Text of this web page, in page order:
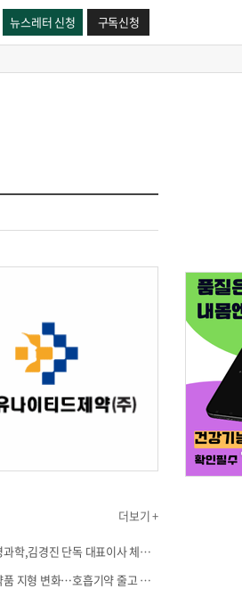
뉴스레터 신청 구독신청
더보기 +
진원생명과학,김경진 단독 대표이사 체제 돌입
품절의약품 지형 변화…호흡기약 줄고 만성질환 복합제 늘었다